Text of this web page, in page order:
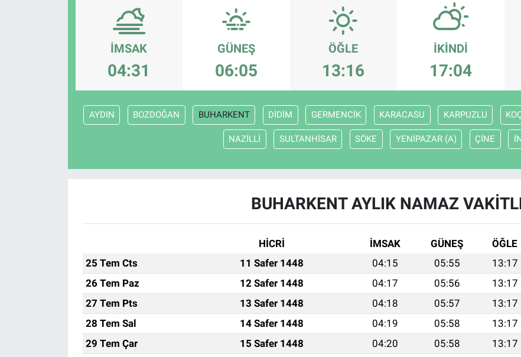
İMSAK
04:31
GÜNEŞ
06:05
ÖĞLE
13:16
İKINDI
17:04
AYDIN BOZDOĞAN BUHARKENT DİDİM GERMENCİK KARACASU KARPUZLU
NAZİLLİ SULTANHİSAR SÖKE YENİPAZAR (A) ÇİNE
BUHARKENT AYLIK NAMAZ
HİCRİ İMSAK GÜNEŞ ÖĞLE
25 Tem Cts
11 Safer 1448 04:15 05:55 13:17
26 Tem Paz
12 Safer 1448 04:17 05:56 13:17
27 Tem Pts
13 Safer 1448 04:18 05:57 13:17
28 Tem Sal
14 Safer 1448 04:19 05:58 13:17
29 Tem Çar
15 Safer 1448 04:20 05:58 13:17